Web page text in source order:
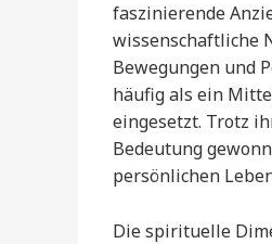
faszinierende
wissenschaftliche
Bewegungen und
häufig als ein
eingesetzt. Trotz
Bedeutung
persönlichen
Die spirituelle